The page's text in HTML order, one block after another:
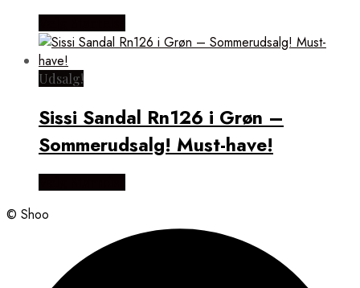
Udsalg!
Sissi Sandal Rn126 i Grøn –
Sommerudsalg! Must-have!
© Shoo